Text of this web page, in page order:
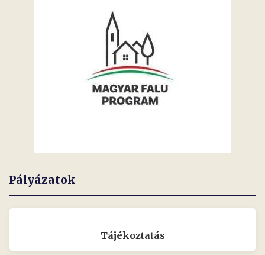
Pályázatok
Tájékoztatás